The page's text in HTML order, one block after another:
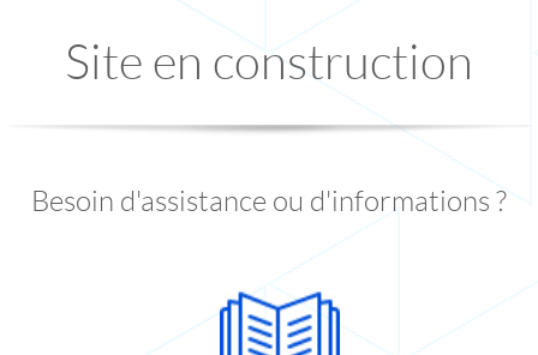
Site en construction
Besoin d'assistance ou d'informations ?